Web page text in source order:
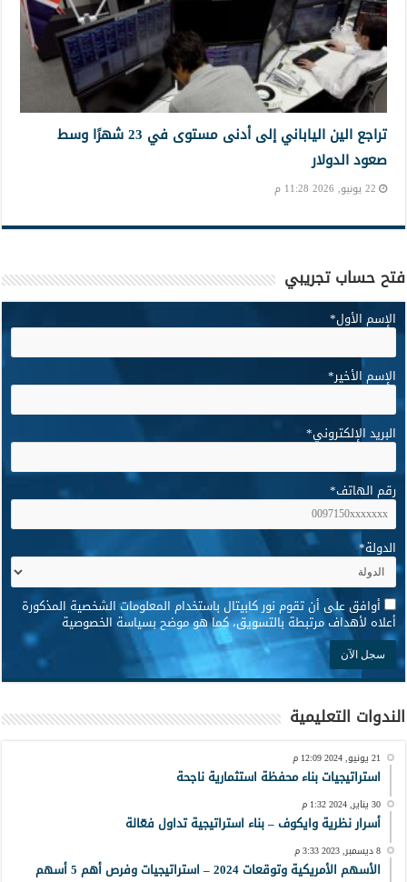
تراجع الين الياباني إلى أدنى مستوى في 23 شهرًا وسط
صعود الدولار
22 يونيو, 2026 11:28 م
فتح حساب تجريبي
الإسم الأول*
الإسم الأخير*
البريد الإلكتروني*
رقم الهاتف*
الدولة*
* أوافق على أن تقوم نور كابيتال باستخدام المعلومات الشخصية المذكورة
أعلاه لأهداف مرتبطة بالتسويق، كما هو موضح بسياسة الخصوصية
الندوات التعليمية
21 يونيو, 2024 12:09 م
استراتيجيات بناء محفظة استثمارية ناجحة
30 يناير, 2024 1:32 م
أسرار نظرية وايكوف – بناء استراتيجية تداول فعّالة
8 ديسمبر, 2023 3:33 م
الأسهم الأمريكية وتوقعات 2024 – استراتيجيات وفرص أهم 5 أسهم